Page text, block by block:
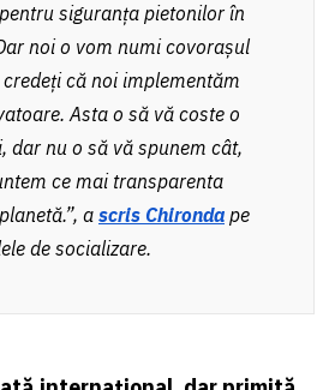
siguranța pietonilor în
noi o vom numi covorașul
că noi implementăm
Asta o să vă coste o
dar nu o să vă spunem cât,
ce mai transparenta
a scris Chironda pe
de socializare.